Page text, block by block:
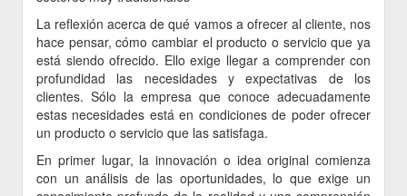
La reflexión acerca de qué vamos a ofrecer al cliente, nos
hace pensar, cómo cambiar el producto o servicio que ya
está siendo ofrecido. Ello exige llegar a comprender con
profundidad las necesidades y expectativas de los
clientes. Sólo la empresa que conoce adecuadamente
estas necesidades está en condiciones de poder ofrecer
un producto o servicio que las satisfaga.
En primer lugar, la innovación o idea original comienza
con un análisis de las oportunidades, lo que exige un